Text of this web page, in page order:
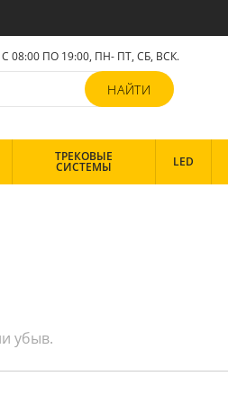
С 08:00 ПО 19:00, ПН- ПТ, СБ, ВСК.
ТРЕКОВЫЕ
СИСТЕМЫ LED